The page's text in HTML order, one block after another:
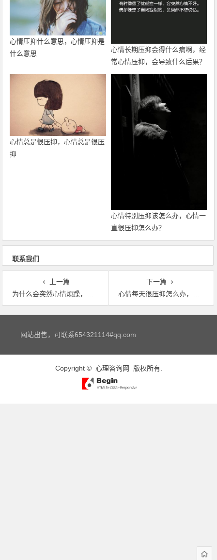
心情压抑什么意思，心情压抑是
什么意思
心情长期压抑会得什么病啊，经
常心情压抑，会导致什么后果？
心情总是很压抑，心情总是很压
抑
心情特别压抑该怎么办，心情一
直很压抑怎么办？
联系我们
上一篇
为什么会突然心情烦躁，为什么好好的会突然心烦呢？
下一篇
心情每天很压抑怎么办，心情特别不好，每天都很难受，心里也很压抑，该怎…
文章导航
网站出售，可联系654321114#qq.com
Copyright © 心理咨询网 版权所有.